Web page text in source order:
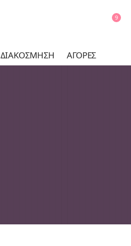
9
ΔΙΑΚΌΣΜΗΣΗ ΑΓΟΡΈΣ